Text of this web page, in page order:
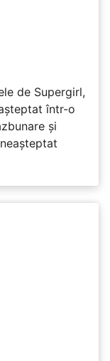
de Supergirl,
într-o
și